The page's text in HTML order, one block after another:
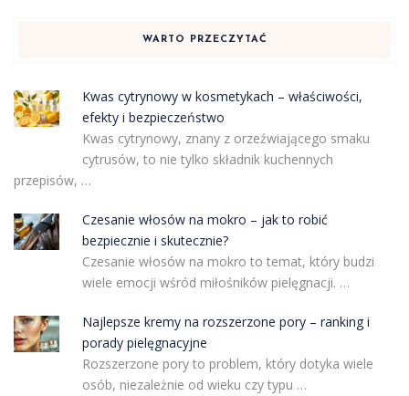
WARTO PRZECZYTAĆ
Kwas cytrynowy w kosmetykach – właściwości,
efekty i bezpieczeństwo
Kwas cytrynowy, znany z orzeźwiającego smaku
cytrusów, to nie tylko składnik kuchennych
przepisów, …
Czesanie włosów na mokro – jak to robić
bezpiecznie i skutecznie?
Czesanie włosów na mokro to temat, który budzi
wiele emocji wśród miłośników pielęgnacji. …
Najlepsze kremy na rozszerzone pory – ranking i
porady pielęgnacyjne
Rozszerzone pory to problem, który dotyka wiele
osób, niezależnie od wieku czy typu …